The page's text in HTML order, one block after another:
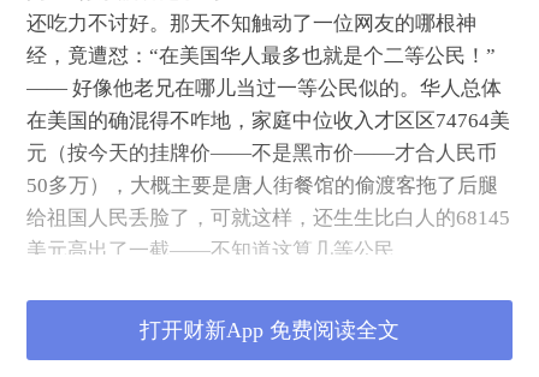
还吃力不讨好。那天不知触动了一位网友的哪根神
经，竟遭怼：“在美国华人最多也就是个二等公民！”
—— 好像他老兄在哪儿当过一等公民似的。华人总体
在美国的确混得不咋地，家庭中位收入才区区74764美
元（按今天的挂牌价——不是黑市价——才合人民币
50多万），大概主要是唐人街餐馆的偷渡客拖了后腿
给祖国人民丢脸了，可就这样，还生生比白人的68145
美元高出了一截——不知道这算几等公民。
知，这里用的是华氏，相当于摄氏38度的样子）。自
古瘟疫很少有捱过夏天的，这回恐怕也不会例外，要
打开财新App 免费阅读全文